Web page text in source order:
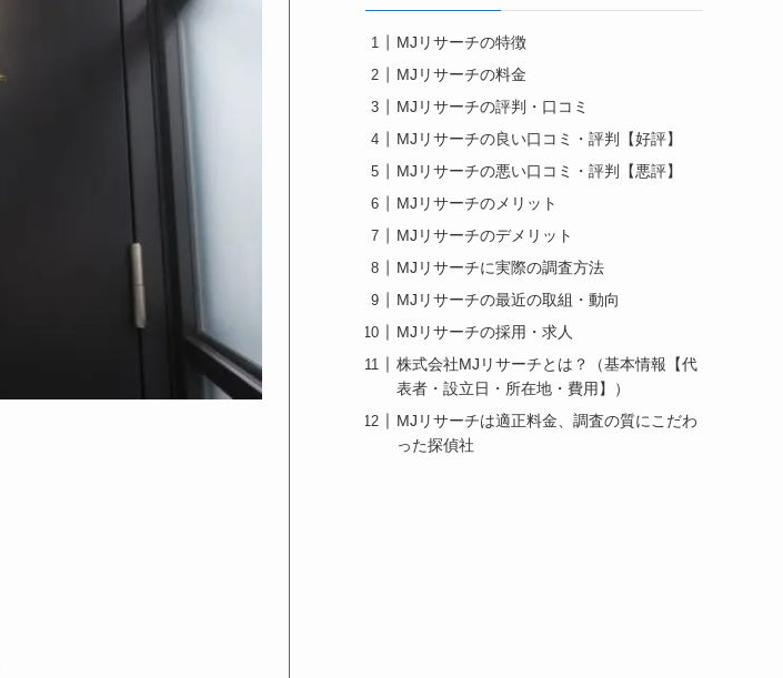
MJリサーチの特徴
MJリサーチの料金
MJリサーチの評判・口コミ
MJリサーチの良い口コミ・評判【好評】
MJリサーチの悪い口コミ・評判【悪評】
MJリサーチのメリット
MJリサーチのデメリット
MJリサーチに実際の調査方法
MJリサーチの最近の取組・動向
MJリサーチの採用・求人
株式会社MJリサーチとは？（基本情報【代
表者・設立日・所在地・費用】）
MJリサーチは適正料金、調査の質にこだわ
った探偵社